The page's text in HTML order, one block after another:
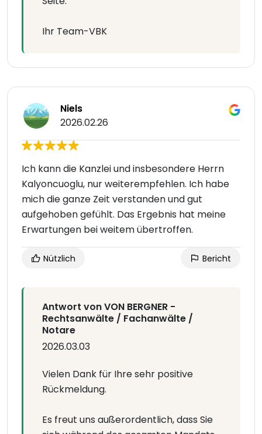
Ihr Team-VBK
Niels
2026.02.26
Ich kann die Kanzlei und insbesondere Herrn
Kalyoncuoglu, nur weiterempfehlen. Ich habe
mich die ganze Zeit verstanden und gut
aufgehoben gefühlt. Das Ergebnis hat meine
Erwartungen bei weitem übertroffen.
Nützlich Bericht
Antwort von VON BERGNER -
Rechtsanwälte / Fachanwälte /
Notare
2026.03.03
Vielen Dank für Ihre sehr positive
Rückmeldung.
Es freut uns außerordentlich, dass Sie